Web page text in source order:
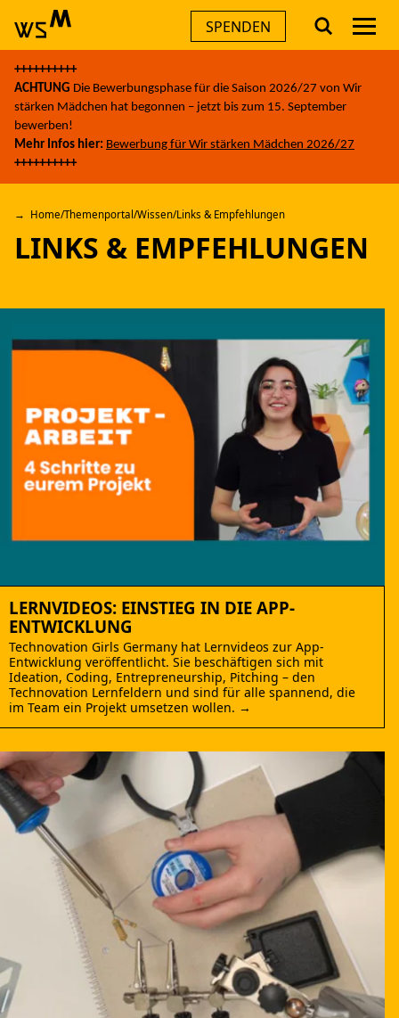
content
SPENDEN
++++++++++
ACHTUNG Die Bewerbungsphase für die Saison 2026/27 von Wir
stärken Mädchen hat begonnen – jetzt bis zum 15. September
bewerben!
Mehr Infos hier: Bewerbung für Wir stärken Mädchen 2026/27
++++++++++
AKTUELLES
THEMEN
ANGEBOTE
ÜBER UNS
FÜR UNTERNEHMEN
Home/Themenportal/Wissen/Links & Empfehlungen
LINKS & EMPFEHLUNGEN
LERNVIDEOS: EINSTIEG IN DIE APP-
ENTWICKLUNG
Technovation Girls Germany hat Lernvideos zur App-
Entwicklung veröffentlicht. Sie beschäftigen sich mit
Ideation, Coding, Entrepreneurship, Pitching – den
Technovation Lernfeldern und sind für alle spannend, die
im Team ein Projekt umsetzen wollen. →